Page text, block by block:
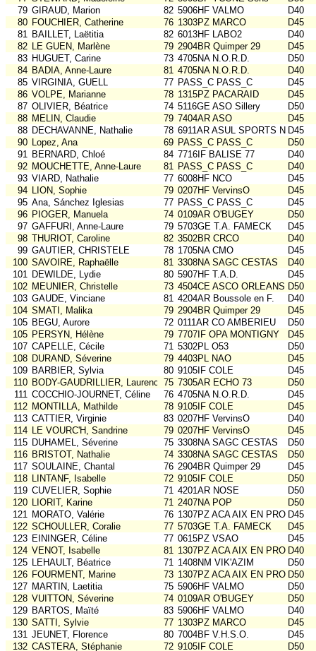
79 GIRAUD, Marion 82 5906HF VALMO
D40
80 FOUCHIER, Catherine 76 1303PZ MARCO
D45
81 BAILLET, Laëtitia 82 6013HF LABO2
D40
82 LE GUEN, Marlène 79 2904BR Quimper 29
D45
83 HUGUET, Carine 73 4705NA N.O.R.D.
D50
84 BADIA, Anne-Laure 81 4705NA N.O.R.D.
D40
85 VIRGINIA, GUELL 77 PASS_C PASS_C
D45
86 VOLPE, Marianne 78 1315PZ PACARAID
D45
87 OLIVIER, Béatrice 74 5116GE ASO Sillery
D50
88 MELIN, Claudie 79 7404AR ASO
D45
88 DECHAVANNE, Nathalie 78 6911AR ASUL SPORTS NATD45
90 Lopez, Ana 69 PASS_C PASS_C
D50
91 BERNARD, Chloé 84 7716IF BALISE 77
D40
92 MOUCHETTE, Anne-Laure 81 PASS_C PASS_C
D40
93 VIARD, Nathalie 77 6008HF NCO
D45
94 LION, Sophie 79 0207HF VervinsO
D45
95 Ana, Sánchez Iglesias 77 PASS_C PASS_C
D45
96 PIOGER, Manuela 74 0109AR O'BUGEY
D50
97 GAFFURI, Anne-Laure 79 5703GE T.A. FAMECK
D45
98 THURIOT, Caroline 82 3502BR CRCO
D40
99 GAUTIER, CHRISTELE 78 1705NA CMO
D45
100 SAVOIRE, Raphaëlle 81 3308NA SAGC CESTAS
D40
101 DEWILDE, Lydie 80 5907HF T.A.D.
D45
102 MEUNIER, Christelle 73 4504CE ASCO ORLEANS D50
103 GAUDE, Vinciane 81 4204AR Boussole en F.
D40
104 SMATI, Malika 79 2904BR Quimper 29
D45
105 BEGU, Aurore 72 0111AR CO AMBERIEU
D50
105 PERSYN, Hélène 79 7707IF OPA MONTIGNY
D45
107 CAPELLE, Cécile 71 5302PL O53
D50
108 DURAND, Séverine 79 4403PL NAO
D45
109 BARBIER, Sylvia 80 9105IF COLE
D45
110 BODY-GAUDRILLIER, Laurence 75 7305AR ECHO 73
D50
111 COCCHIO-JOURNET, Céline 76 4705NA N.O.R.D.
D45
112 MONTILLA, Mathilde 78 9105IF COLE
D45
113 CATTIER, Virginie 83 0207HF VervinsO
D40
114 LE VOURC'H, Sandrine 79 0207HF VervinsO
D45
115 DUHAMEL, Séverine 75 3308NA SAGC CESTAS
D50
116 BRISTOT, Nathalie 74 3308NA SAGC CESTAS
D50
117 SOULAINE, Chantal 76 2904BR Quimper 29
D45
118 LINTANF, Isabelle 72 9105IF COLE
D50
119 CUVELIER, Sophie 71 4201AR NOSE
D50
120 LIORIT, Karine 71 2407NA POP
D50
121 MORATO, Valérie 76 1307PZ ACA AIX EN PROVD45
122 SCHOULLER, Coralie 77 5703GE T.A. FAMECK
D45
123 EININGER, Céline 77 0615PZ VSAO
D45
124 VENOT, Isabelle 81 1307PZ ACA AIX EN PROVD40
125 LEHAULT, Béatrice 71 1408NM VIK'AZIM
D50
126 FOURMENT, Marine 73 1307PZ ACA AIX EN PROVD50
127 MARTIN, Laetitia 75 5906HF VALMO
D50
128 VUITTON, Séverine 74 0109AR O'BUGEY
D50
129 BARTOS, Maïté 83 5906HF VALMO
D40
130 SATTI, Sylvie 77 1303PZ MARCO
D45
131 JEUNET, Florence 80 7004BF V.H.S.O.
D45
132 CASTERA, Stéphanie 72 9105IF COLE D50